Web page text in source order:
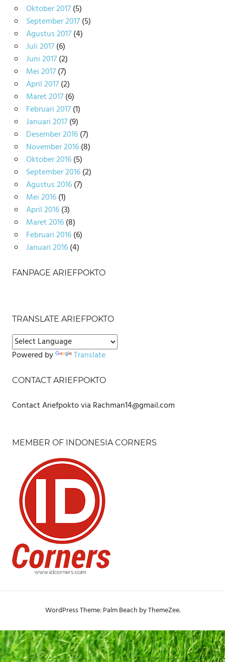
Oktober 2017(5)
September 2017(5)
Agustus 2017(4)
Juli 2017(6)
Juni 2017(2)
Mei 2017(7)
April 2017(2)
Maret 2017(6)
Februari 2017(1)
Januari 2017(9)
Desember 2016(7)
November 2016(8)
Oktober 2016(5)
September 2016(2)
Agustus 2016(7)
Mei 2016(1)
April 2016(3)
Maret 2016(8)
Februari 2016(6)
Januari 2016(4)
FANPAGE ARIEFPOKTO
TRANSLATE ARIEFPOKTO
Powered by Translate
CONTACT ARIEFPOKTO
Contact Ariefpokto via Rachman14@gmail.com
MEMBER OF INDONESIA CORNERS
WordPress Theme: Palm Beach by ThemeZee.